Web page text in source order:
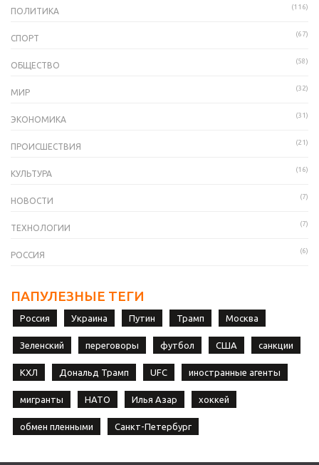
ПОЛИТИКА (116)
СПОРТ (67)
ОБЩЕСТВО (58)
МИР (32)
ЭКОНОМИКА (31)
ПРОИСШЕСТВИЯ (21)
КУЛЬТУРА (16)
НОВОСТИ (7)
ТЕХНОЛОГИИ (7)
РОССИЯ (6)
ПАПУЛЕЗНЫЕ ТЕГИ
Россия Украина Путин Трамп Москва
Зеленский переговоры футбол США санкции
КХЛ Дональд Трамп UFC иностранные агенты
мигранты НАТО Илья Азар хоккей
обмен пленными Санкт-Петербург